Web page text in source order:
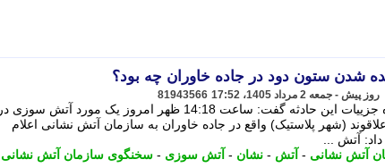
شدن ستون دود در جاده خاوران چه بود؟
81943566
جلال ملکی درباره جزییات این حادثه گفت: ساعت 14:18 ظهر امروز یک مورد آتش سوزی در
(شهر پلاستیک) واقع در جاده خاوران به سازمان آتش نشانی اعلام
آتش ...
آتش نشانی - آتش - نشان - آتش سوزی - سخنگوی سازمان آتش نشانی